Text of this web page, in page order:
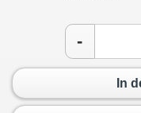
-
In